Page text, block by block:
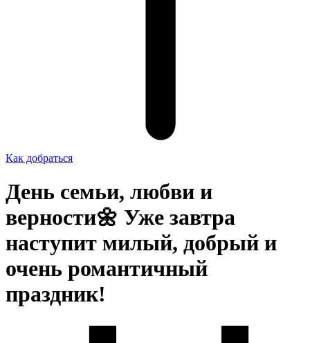
Как добраться
День семьи, любви и
верности🌼 Уже завтра
наступит милый, добрый и
очень романтичный
праздник!